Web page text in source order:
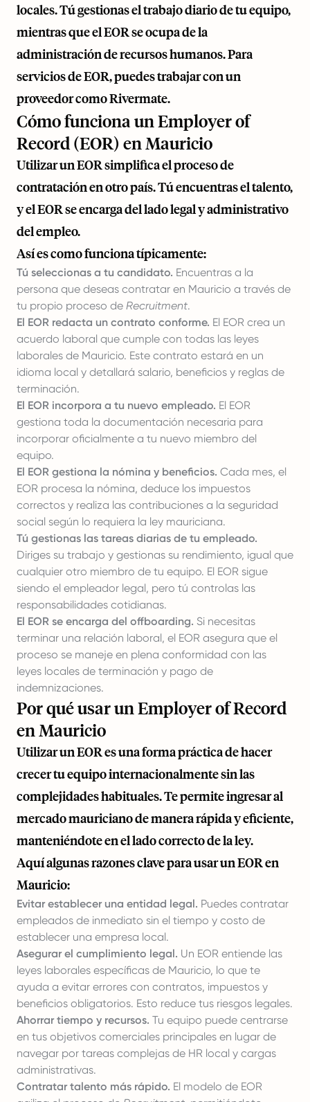
locales. Tú gestionas el trabajo diario de tu equipo,
mientras que el EOR se ocupa de la
administración de recursos humanos. Para
servicios de EOR, puedes trabajar con un
proveedor comoRivermate.
Cómo funciona un Employer of
Record (EOR) en Mauricio
Utilizar un EOR simplifica el proceso de
contratación en otro país. Tú encuentras el talento,
y el EOR se encarga del lado legal y administrativo
del empleo.
Así es como funciona típicamente:
Tú seleccionas a tu candidato. Encuentras a la
persona que deseas contratar en Mauricio a través de
tu propio proceso de Recruitment.
El EOR redacta un contrato conforme. El EOR crea un
acuerdo laboral que cumple con todas las leyes
laborales de Mauricio. Este contrato estará en un
idioma local y detallará salario, beneficios y reglas de
terminación.
El EOR incorpora a tu nuevo empleado. El EOR
gestiona toda la documentación necesaria para
incorporar oficialmente a tu nuevo miembro del
equipo.
El EOR gestiona la nómina y beneficios. Cada mes, el
EOR procesa la nómina, deduce los impuestos
correctos y realiza las contribuciones a la seguridad
social según lo requiera la ley mauriciana.
Tú gestionas las tareas diarias de tu empleado.
Diriges su trabajo y gestionas su rendimiento, igual que
cualquier otro miembro de tu equipo. El EOR sigue
siendo el empleador legal, pero tú controlas las
responsabilidades cotidianas.
El EOR se encarga del offboarding. Si necesitas
terminar una relación laboral, el EOR asegura que el
proceso se maneje en plena conformidad con las
leyes locales de terminación y pago de
indemnizaciones.
Por qué usar un Employer of Record
en Mauricio
Utilizar un EOR es una forma práctica de hacer
crecer tu equipo internacionalmente sin las
complejidades habituales. Te permite ingresar al
mercado mauriciano de manera rápida y eficiente,
manteniéndote en el lado correcto de la ley.
Aquí algunas razones clave para usar un EOR en
Mauricio:
Evitar establecer una entidad legal. Puedes contratar
empleados de inmediato sin el tiempo y costo de
establecer una empresa local.
Asegurar el cumplimiento legal. Un EOR entiende las
leyes laborales específicas de Mauricio, lo que te
ayuda a evitar errores con contratos, impuestos y
beneficios obligatorios. Esto reduce tus riesgos legales.
Ahorrar tiempo y recursos. Tu equipo puede centrarse
en tus objetivos comerciales principales en lugar de
navegar por tareas complejas de HR local y cargas
administrativas.
Contratar talento más rápido. El modelo de EOR